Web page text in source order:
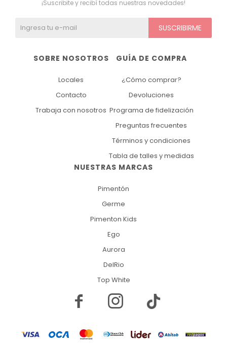
NUESTRAS MARCAS
Pimentón
Germe
Pimenton Kids
Ego
Aurora
DelRio
Top White
GUÍA DE COMPRA
¿Cómo comprar?
Devoluciones
Programa de fidelización
Preguntas frecuentes
Términos y condiciones
Tabla de talles y medidas
SOBRE NOSOTROS
Locales
Contacto
Trabaja con nosotros
¡Suscribite y recibí todas nuestras novedades!
SUSCRIBIRME
 